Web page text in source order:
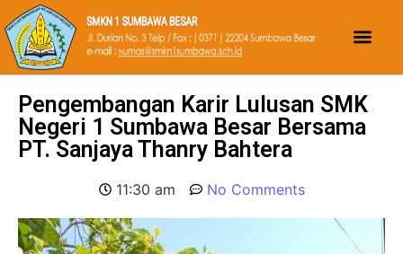
Pengembangan Karir Lulusan SMK
Negeri 1 Sumbawa Besar Bersama
PT. Sanjaya Thanry Bahtera
11:30 am No Comments